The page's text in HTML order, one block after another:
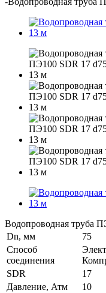
Водопроводная труба
Dn, мм
75
Способ
соединения
SDR
17
Давление, Атм
10